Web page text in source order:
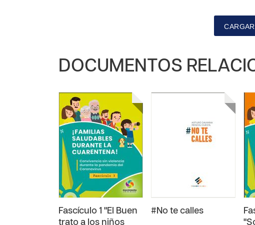
DOCUMENTOS
Fascículo 1 "El Buen
trato a los niños
#No te calles